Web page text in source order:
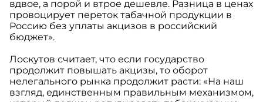
вдвое, а порой и втрое дешевле. Разница в ценах
провоцирует переток табачной продукции в
Россию без уплаты акцизов в российский
бюджет».
Лоскутов считает, что если государство
продолжит повышать акцизы, то оборот
нелегального рынка продолжит расти: «На наш
взгляд, единственным правильным механизмом,